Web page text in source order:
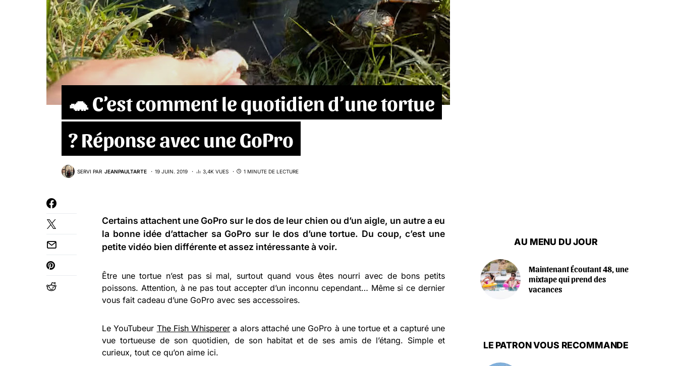
🐢 C’est comment le quotidien d’une tortue
? Réponse avec une GoPro
SERVI PAR JEANPAULTARTE 19 JUIN. 2019 3,4K VUES 1 MINUTE DE LECTURE
Certains attachent une GoPro sur le dos de leur chien ou d’un aigle, un autre a eu
la bonne idée d’attacher sa GoPro sur le dos d’une tortue. Du coup, c’est une
petite vidéo bien différente et assez intéressante à voir.
Être une tortue n’est pas si mal, surtout quand vous êtes nourri avec de bons petits
poissons. Attention, à ne pas tout accepter d’un inconnu cependant… Même si ce dernier
vous fait cadeau d’une GoPro avec ses accessoires.
Le YouTubeur The Fish Whisperer a alors attaché une GoPro à une tortue et a capturé une
vue tortueuse de son quotidien, de son habitat et de ses amis de l’étang. Simple et
curieux, tout ce qu’on aime ici.
AU MENU DU JOUR
Maintenant Écoutant 48, une
mixtape qui prend des
vacances
LE PATRON VOUS RECOMMANDE